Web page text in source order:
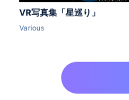
VR写真集「星巡り」
Various